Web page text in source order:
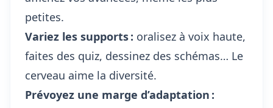
petites.
Variez les supports : oralisez à voix haute,
faites des quiz, dessinez des schémas… Le
cerveau aime la diversité.
Prévoyez une marge d’adaptation :